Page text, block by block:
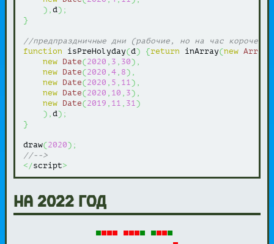
)
d) ;
}
//предпраздничные дни (рабочие, но на час короче)
function isPreHolyday(d) {return inArray(new Array
new
Date(2020 3 30)
new
Date(2020 4, 8)
new
Date(2020 5 11 )
new
Date(2020 10 3)
new
Date(2019 11 31 )
)
d) ;
}
draw(2020) ;
//-->
</script>
на 2022 год